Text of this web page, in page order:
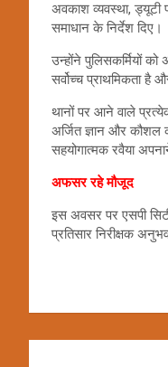
अवकाश व्यवस्था, ड्यूटी
समाधान के निर्देश दिए।
उन्होंने पुलिसकर्मियों
सर्वोच्च प्राथमिकता
थानों पर आने वाले
अर्जित ज्ञान और कौशल
सहयोगात्मक रवैया
अफसर रहे मौजूद
इस अवसर पर एसपी
प्रतिसार निरीक्षक